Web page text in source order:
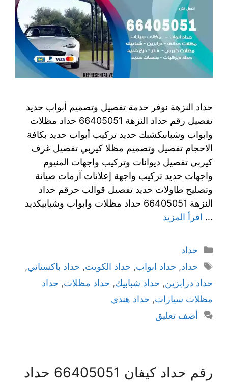
حداد النزهة نوفر خدمة تفصيل وتصميم أبواب حديد
تفصيل رقم حداد النزهة 66405051 حداد مظلات
وابواب وشبابيكشبك حديد تركيب أبواب حديد بكافة
الاحجام تفصيل وتصميم مظلا كيربي تفصيل غرف
كيربي تفصيل ديوانات وتركيب واجهات المنيوم
واجهات حديد تركيب واجهة إعلانات آرمات صيانة
وتصليح طاولات حديد تفصيل قوالب حرقم حداد
النزهة 66405051 حداد مظلات وابواب وشبابيكديد
… اقرأ المزيد
حداد
حداد, حداد ابواب, حداد الكويت, حداد باكستاني,
حداد درابزين, حداد شبابيك, حداد مظلات, حداد
مظلات سيارات, حداد هندي
أضف تعليق
رقم حداد كيفان 66405051 حداد